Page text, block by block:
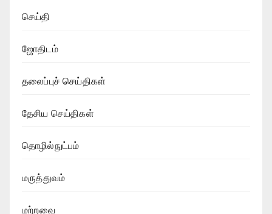
செய்தி
ஜோதிடம்
தலைப்புச் செய்திகள்
தேசிய செய்திகள்
தொழில்நுட்பம்
மருத்துவம்
மற்றவை